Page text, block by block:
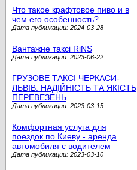
Что такое крафтовое пиво и в
чем его особенность?
Дата публикации: 2024-03-28
Вантажне таксі RiNS
Дата публикации: 2023-06-22
ГРУЗОВЕ ТАКСІ ЧЕРКАСИ-
ЛЬВІВ: НАДІЙНІСТЬ ТА ЯКІСТЬ
ПЕРЕВЕЗЕНЬ
Дата публикации: 2023-03-15
Комфортная услуга для
поездок по Киеву - аренда
автомобиля с водителем
Дата публикации: 2023-03-10